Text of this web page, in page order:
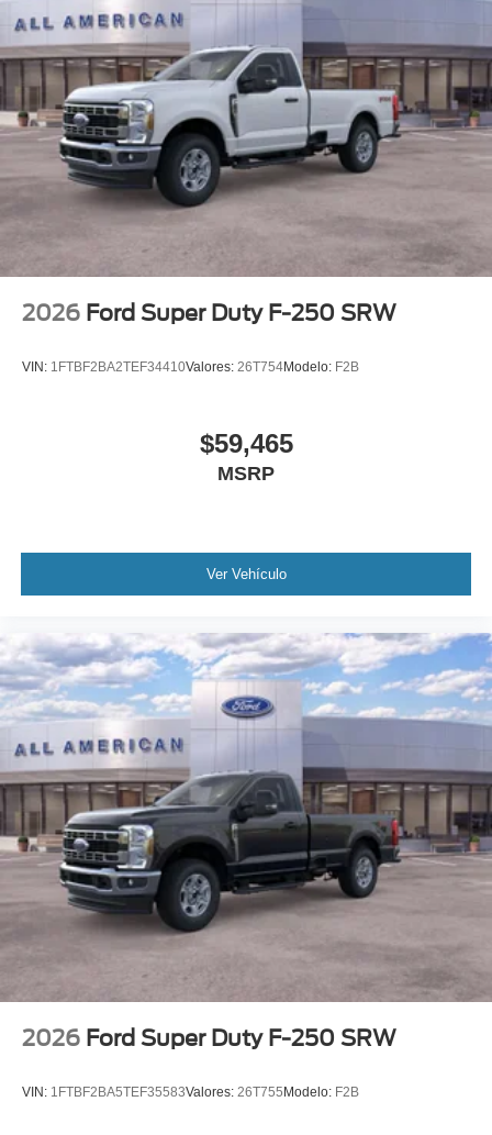
2026 Ford Super Duty F-250 SRW
VIN: 1FTBF2BA2TEF34410Valores: 26T754Modelo: F2B
$59,465
MSRP
Ver Vehículo
2026 Ford Super Duty F-250 SRW
VIN: 1FTBF2BA5TEF35583Valores: 26T755 Modelo: F2B